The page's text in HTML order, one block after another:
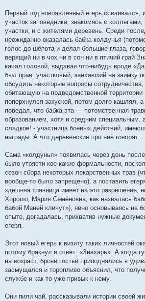
Первый год новоявленный егерь осваивался,
участок заповедника, знакомясь с
участки, и с жителями деревень. Среди
неожиданно оказалась бабка-колдунья
голос до шёпота и делая большие глаза,
верящий ни в чох ни в сон ни в птичий грай
качал головой, выдавая что-нибудь вроде
был прав: участковый, заехавший на заимку
обсудить некоторые вопросы
обитающую на подведомственной территории
поперхнулся закуской, потом долго кашлял, а
поведал, что бабка эта — потомственная
образованием, хотя и средним
сладкое! - участница боевых действий,
награды. А что деревенские про неё говорят...
Сама «колдунья» появилась через день
было утрясти кое-какие формальности,
сезон сбора некоторых лекарственных трав
вообще-то было запрещено), а поставить
здешняя травница имеет на это разрешение,
Хорошо, Мария Семёновна, как назвалась
бабой Маней кличут»), явно основываясь на
опыте, догадалась, прихватив нужные
егеря.
Этот новый егерь к визиту таких личностей
потому брякнул в ответ: «Знахарь». А когда
на возраст, брови гостьи приподнялись в
засмущался и торопливо объяснил, что
службе и как-то уже привык к нему.
Они пили чай, рассказывали истории своей